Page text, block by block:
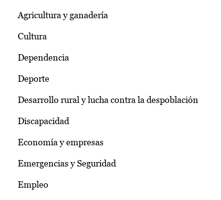
Agricultura y ganadería
Cultura
Dependencia
Deporte
Desarrollo rural y lucha contra la despoblación
Discapacidad
Economía y empresas
Emergencias y Seguridad
Empleo